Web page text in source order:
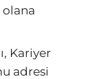
olana
Kariyer
adresi